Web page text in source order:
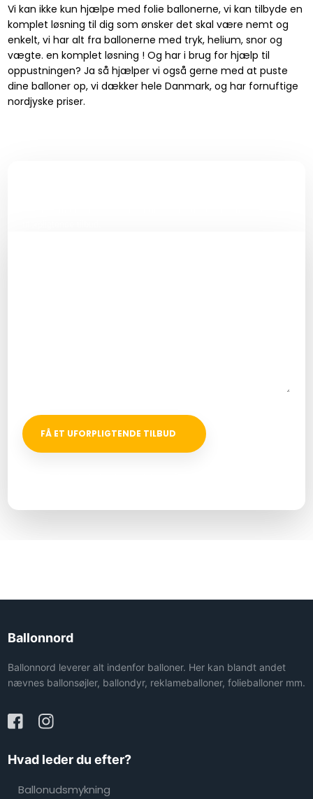
​Vi kan ikke kun hjælpe med folie ballonerne, vi kan tilbyde en
komplet løsning til dig som ønsker det skal være nemt og
enkelt, vi har alt fra ballonerne med tryk, helium, snor og
vægte. en komplet løsning ! Og har i brug for hjælp til
oppustningen? Ja så hjælper vi også gerne med at puste
dine balloner op, vi dækker hele Danmark, og har fornuftige
nordjyske priser.
Ballonnord
Ballonnord leverer alt indenfor balloner. Her kan blandt andet
nævnes ballonsøjler, ballondyr, reklameballoner, folieballoner mm.
Hvad leder du efter?
Ballonudsmykning